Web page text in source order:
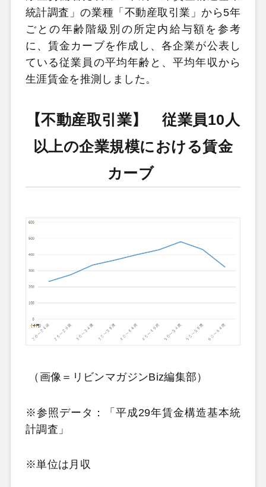
統計調査」の業種「不動産取引業」から5年
ごとの年齢階級別の所定内給与額を参考
に、賃金カーブを作成し、各企業が公表し
ている従業員の平均年齢と、平均年収から
生涯賃金を推測しました。
【不動産取引業】 従業員10人
以上の企業規模における賃金
カーブ
（画像＝リビンマガジンBiz編集部）
※参照データ：「平成29年賃金構造基本統
計調査」
※単位は月収